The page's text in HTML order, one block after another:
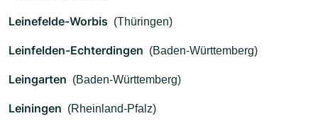
Leinefelde-Worbis (Thüringen)
Leinfelden-Echterdingen (Baden-Württemberg)
Leingarten (Baden-Württemberg)
Leiningen (Rheinland-Pfalz)